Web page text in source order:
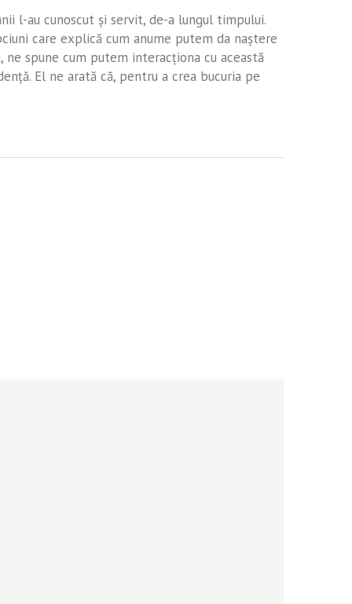
l-au cunoscut şi servit, de-a lungul timpului.
care explică cum anume putem da naştere
spune cum putem interacţiona cu această
El ne arată că, pentru a crea bucuria pe